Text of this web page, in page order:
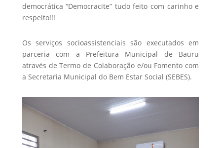
democrática “Democracite” tudo feito com carinho e
respeito!!!
Os serviços socioassistenciais são executados em
parceria com a Prefeitura Municipal de Bauru
através de Termo de Colaboração e/ou Fomento com
a Secretaria Municipal do Bem Estar Social (SEBES).